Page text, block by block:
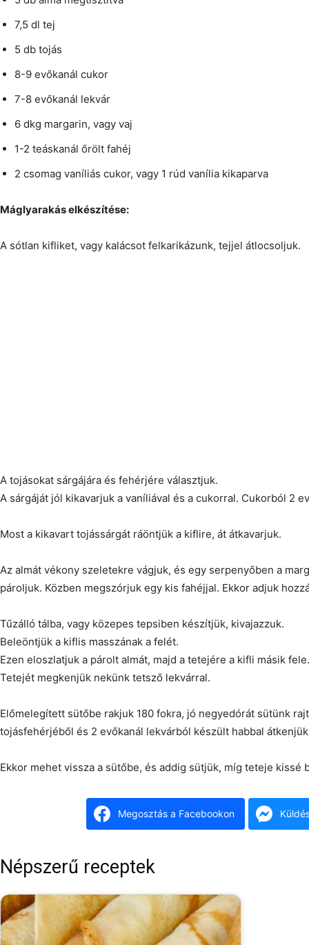
7,5 dl tej
5 db tojás
8-9 evőkanál cukor
7-8 evőkanál lekvár
6 dkg margarin, vagy vaj
1-2 teáskanál őrölt fahéj
2 csomag vaníliás cukor, vagy 1 rúd vanília kikaparva
Máglyarakás elkészítése:
A sótlan kifliket, vagy kalácsot felkarikázunk, tejjel átlocsoljuk.
A tojásokat sárgájára és fehérjére választjuk.
A sárgáját jól kikavarjuk a vaníliával és a cukorral. Cukorból 2
Most a kikavart tojássárgát ráöntjük a kiflire, át átkavarjuk.
Az almát vékony szeletekre vágjuk, és egy serpenyőben a
pároljuk. Közben megszórjuk egy kis fahéjjal. Ekkor adjuk
Tűzálló tálba, vagy közepes tepsiben készítjük, kivajazzuk.
Beleöntjük a kiflis masszának a felét.
Ezen eloszlatjuk a párolt almát, majd a tetejére a kifli másik fele.
Tetejét megkenjük nekünk tetsző lekvárral.
Előmelegített sütőbe rakjuk 180 fokra, jó negyedórát sütünk
tojásfehérjéből és 2 evőkanál lekvárból készült habbal
Ekkor mehet vissza a sütőbe, és addig sütjük, míg teteje kissé
Megosztás a Facebookon
Népszerű receptek